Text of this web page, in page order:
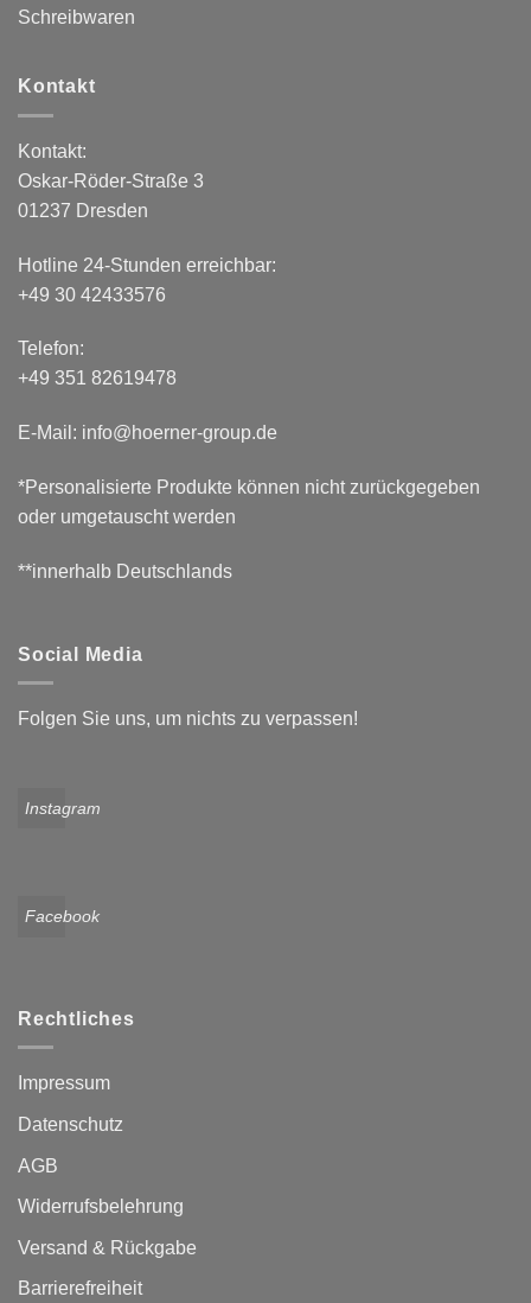
Schreibwaren
Kontakt
Kontakt:
Oskar-Röder-Straße 3
01237 Dresden
Hotline 24-Stunden erreichbar:
+49 30 42433576
Telefon:
+49 351 82619478
E-Mail: info@hoerner-group.de
*Personalisierte Produkte können nicht zurückgegeben
oder umgetauscht werden
**innerhalb Deutschlands
Social Media
Folgen Sie uns, um nichts zu verpassen!
Instagram
Facebook
Rechtliches
Impressum
Datenschutz
AGB
Widerrufsbelehrung
Versand & Rückgabe
Barrierefreiheit